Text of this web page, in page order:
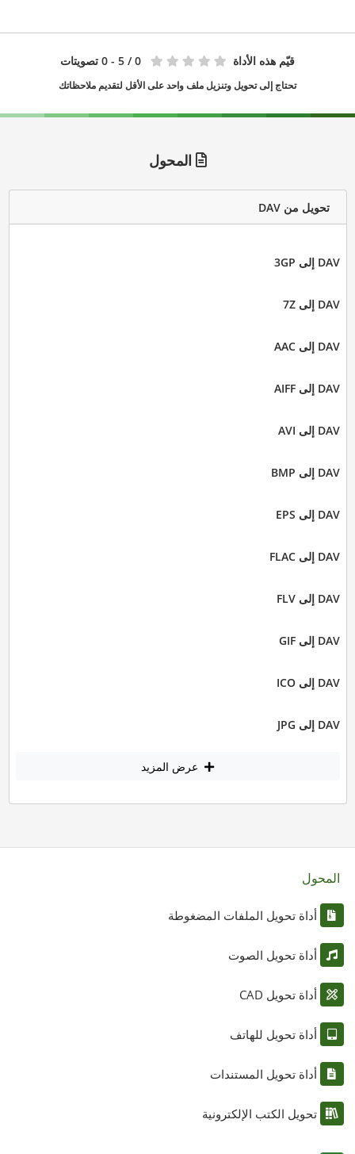
قيّم هذه الأداة 0 / 5 - 0 تصويتات
تحتاج إلى تحويل وتنزيل ملف واحد على الأقل لتقديم ملاحظاتك
المحول
تحويل من DAV
DAV إلى 3GP
DAV إلى 7Z
DAV إلى AAC
DAV إلى AIFF
DAV إلى AVI
DAV إلى BMP
DAV إلى EPS
DAV إلى FLAC
DAV إلى FLV
DAV إلى GIF
DAV إلى ICO
DAV إلى JPG
عرض المزيد
المحول
أداة تحويل الملفات المضغوطة
أداة تحويل الصوت
أداة تحويل CAD
أداة تحويل للهاتف
أداة تحويل المستندات
تحويل الكتب الإلكترونية